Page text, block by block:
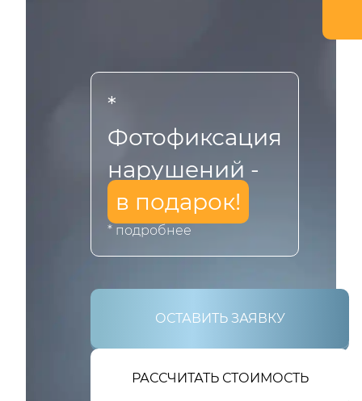
*
Фотофиксация
нарушений -
в подарок!
* подробнее
ОСТАВИТЬ ЗАЯВКУ
РАССЧИТАТЬ СТОИМОСТЬ